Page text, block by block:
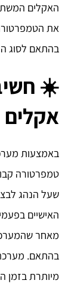
האקלים
את
בהתאם לסוג
☀
באמצעות
טמפרטורה
שעל הנהג
האישיים
מאחר
בהתאם.
מיותרת בזמן